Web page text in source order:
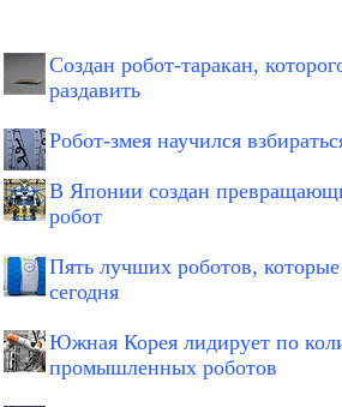
Создан робот-таракан,
раздавить
Робот-змея научился
В Японии создан
робот
Пять лучших роботов,
сегодня
Южная Корея лидирует по
промышленных роботов